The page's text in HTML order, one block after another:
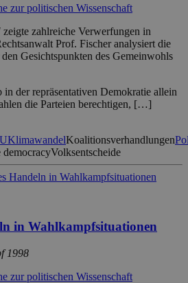
zur politischen Wissenschaft
zahlreiche Verwerfungen in
Prof. Fischer analysiert die
Gesichtspunkten des Gemeinwohls
der repräsentativen Demokratie allein
die Parteien berechtigen, […]
KlimawandelKoalitionsverhandlungen
democracyVolksentscheide
in Wahlkampfsituationen
1998
zur politischen Wissenschaft